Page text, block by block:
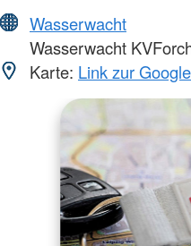
Wasserwacht
Wasserwacht
Karte: Link zur